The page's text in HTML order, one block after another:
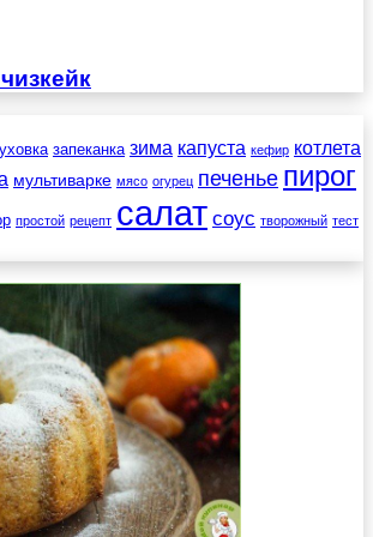
запеканка зима капуста кефир котлета
мультиварке мясо огурец печенье пирог
простой рецепт салат соус творожный тест